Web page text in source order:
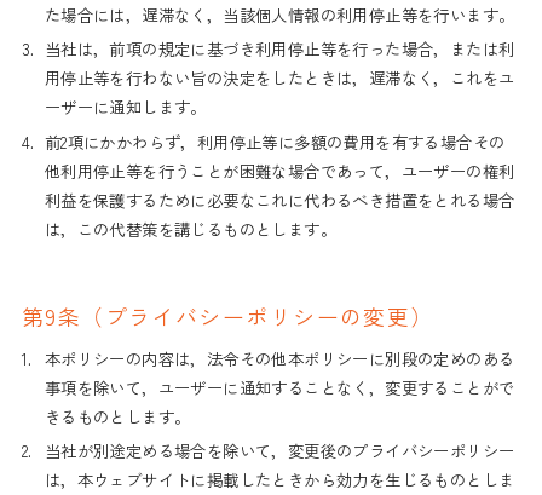
た場合には，遅滞なく，当該個人情報の利用停止等を行います。
3. 当社は，前項の規定に基づき利用停止等を行った場合，または利
用停止等を行わない旨の決定をしたときは，遅滞なく，これをユ
ーザーに通知します。
4. 前2項にかかわらず，利用停止等に多額の費用を有する場合その
他利用停止等を行うことが困難な場合であって，ユーザーの権利
利益を保護するために必要なこれに代わるべき措置をとれる場合
は，この代替策を講じるものとします。
第9条（プライバシーポリシーの変更）
1. 本ポリシーの内容は，法令その他本ポリシーに別段の定めのある
事項を除いて，ユーザーに通知することなく，変更することがで
きるものとします。
2.
当社が別途定める場合を除いて，変更後のプライバシーポリシー
は，本ウェブサイトに掲載したときから効力を生じるものとしま